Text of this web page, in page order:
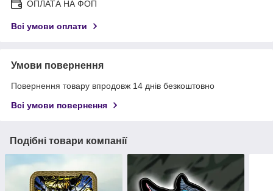
ОПЛАТА НА ФОП
Всі умови оплати
Умови повернення
Повернення товару впродовж 14 днів безкоштовно
Всі умови повернення
Подібні товари компанії